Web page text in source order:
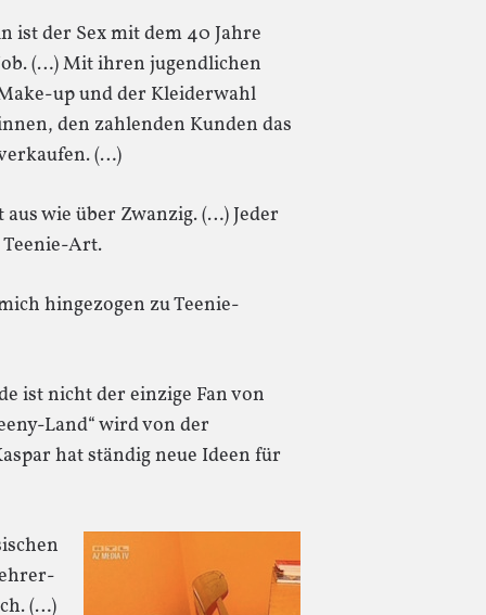
ist der Sex mit dem 40 Jahre
(…) Mit ihren jugendlichen
up und der Kleiderwahl
den zahlenden Kunden das
(…)
wie über Zwanzig. (…) Jeder
Art.
hingezogen zu Teenie-
ist nicht der einzige Fan von
Land“ wird von der
hat ständig neue Ideen für
(…)